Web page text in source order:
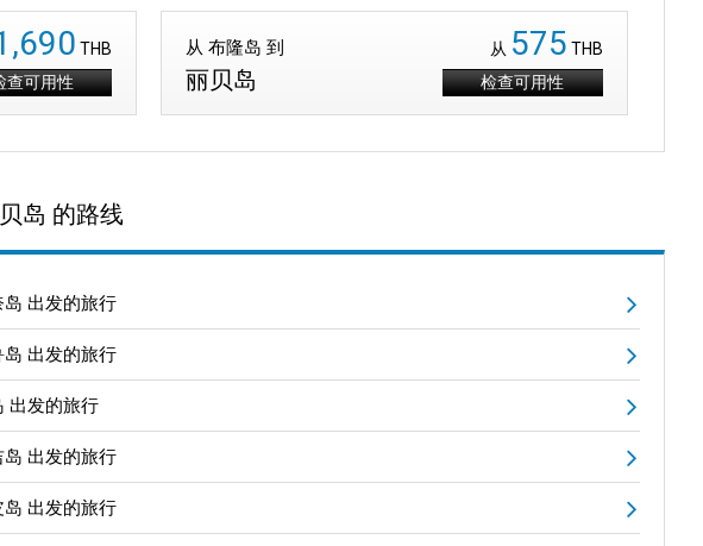
THB
查可用性
从 布隆岛 到
丽贝岛
从 575 THB
检查可用性
岛 的路线
岛 出发的旅行
岛 出发的旅行
出发的旅行
岛 出发的旅行
岛 出发的旅行